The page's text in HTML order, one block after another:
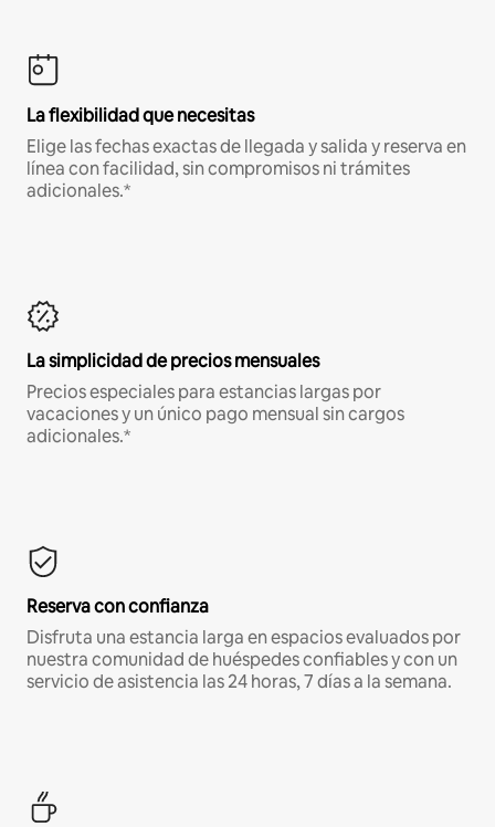
La flexibilidad que necesitas
Elige las fechas exactas de llegada y salida y reserva en
línea con facilidad, sin compromisos ni trámites
adicionales.*
La simplicidad de precios mensuales
Precios especiales para estancias largas por
vacaciones y un único pago mensual sin cargos
adicionales.*
Reserva con confianza
Disfruta una estancia larga en espacios evaluados por
nuestra comunidad de huéspedes confiables y con un
servicio de asistencia las 24 horas, 7 días a la semana.